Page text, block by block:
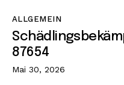
ALLGEMEIN
87654
Mai 30, 2026